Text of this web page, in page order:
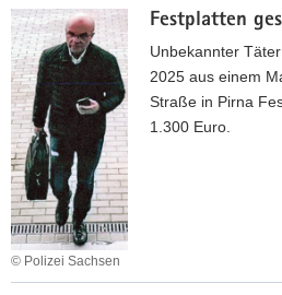
d
e
n
r
e
V
e
r
g
e
w
a
l
B
a
n
d
e
n
b
e
t
r
u
C
h
e
m
n
i
t
z
/
O
T
n
b
e
k
a
n
n
t
e
C
Festplatten
© Polizei Sachsen
Unbekannter
2025 aus einem
Straße in Pirna
1.300 Euro.